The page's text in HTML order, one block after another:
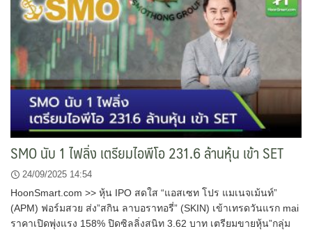
SMO นับ 1 ไฟลิ่ง เตรียมไอพีโอ 231.6 ล้านหุ้น เข้า SET
24/09/2025 14:54
HoonSmart.com >> หุ้น IPO สดใส “แอสเซท โปร แมเนจเม้นท์”
(APM) ฟอร์มสวย ส่ง”สกิน ลาบอราทอรี่” (SKIN) เข้าเทรดวันแรก mai
ราคาเปิดพุ่งแรง 158% ปิดซิลลิ่งสนิท 3.62 บาท เตรียมขายหุ้น”กลุ่ม